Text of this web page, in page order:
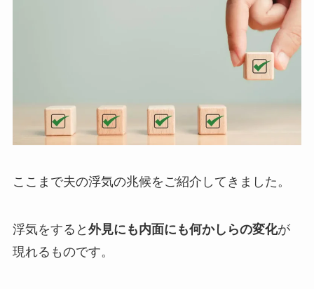
ここまで夫の浮気の兆候をご紹介してきました。
浮気をすると 外見にも内面にも何かしらの変化が
現れるものです。